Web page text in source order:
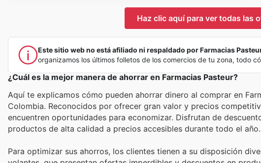
Haz clic aquí para ver todas las
Este sitio web no está afiliado ni respaldado por Farmacias
organizamos los últimos folletos de los comercios de tu zona, todo
¿Cuál es la mejor manera de ahorrar en Farmacias Pasteur?
Aquí te explicamos cómo pueden ahorrar dinero al comprar en
Colombia. Reconocidos por ofrecer gran valor y precios
encuentren oportunidades para economizar. Disfrutan de
productos de alta calidad a precios accesibles durante todo el año.
Para optimizar sus ahorros, los clientes tienen a su disposición